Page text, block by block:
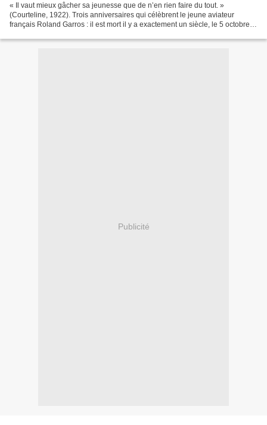
« Il vaut mieux gâcher sa jeunesse que de n’en rien faire du tout. »
(Courteline, 1922). Trois anniversaires qui célèbrent le jeune aviateur
français Roland Garros : il est mort il y a exactement un siècle, le 5 octobre
Publicité